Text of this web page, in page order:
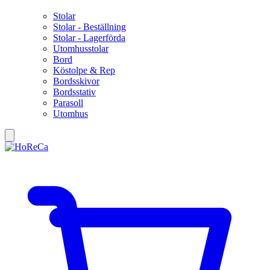
Stolar
Stolar - Beställning
Stolar - Lagerförda
Utomhusstolar
Bord
Köstolpe & Rep
Bordsskivor
Bordsstativ
Parasoll
Utomhus